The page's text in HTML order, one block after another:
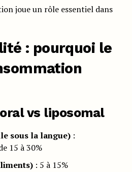
joue un rôle essentiel dans
: pourquoi le
vs liposomal
sous la langue):
15 à 30%
: 5 à 15%